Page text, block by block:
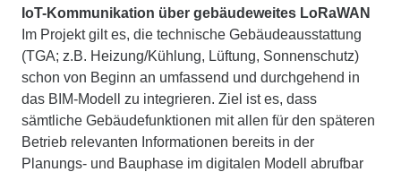
IoT-Kommunikation über gebäudeweites LoRaWAN
Im Projekt gilt es, die technische Gebäudeausstattung
(TGA; z.B. Heizung/Kühlung, Lüftung, Sonnenschutz)
schon von Beginn an umfassend und durchgehend in
das BIM-Modell zu integrieren. Ziel ist es, dass
sämtliche Gebäudefunktionen mit allen für den späteren
Betrieb relevanten Informationen bereits in der
Planungs- und Bauphase im digitalen Modell abrufbar